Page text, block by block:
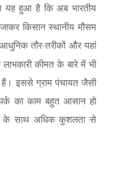
यह हुआ है कि अब भारतीय
किसान स्थानीय मौसम
तौर-तरीकों और यहां
कीमत के बारे में भी
हैं। इससे ग्राम पंचायत जैसी
का काम बहुत आसान हो
के साथ अधिक कुशलता से